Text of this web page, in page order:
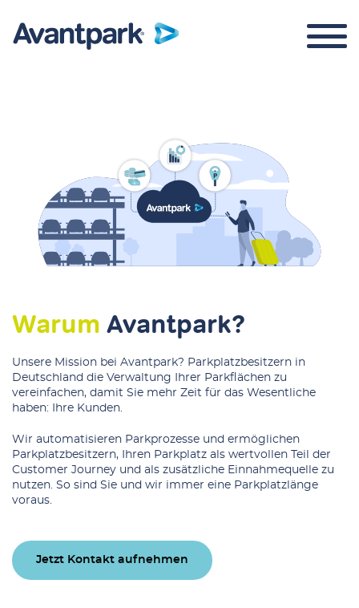
Warum Avantpark?
Unsere Mission bei Avantpark? Parkplatzbesitzern in
Deutschland die Verwaltung Ihrer Parkflächen zu
vereinfachen, damit Sie mehr Zeit für das Wesentliche
haben: Ihre Kunden.
Wir automatisieren Parkprozesse und ermöglichen
Parkplatzbesitzern, Ihren Parkplatz als wertvollen Teil der
Customer Journey und als zusätzliche Einnahmequelle zu
nutzen. So sind Sie und wir immer eine Parkplatzlänge
voraus.
Jetzt Kontakt aufnehmen
Parkraummanagement
Über uns